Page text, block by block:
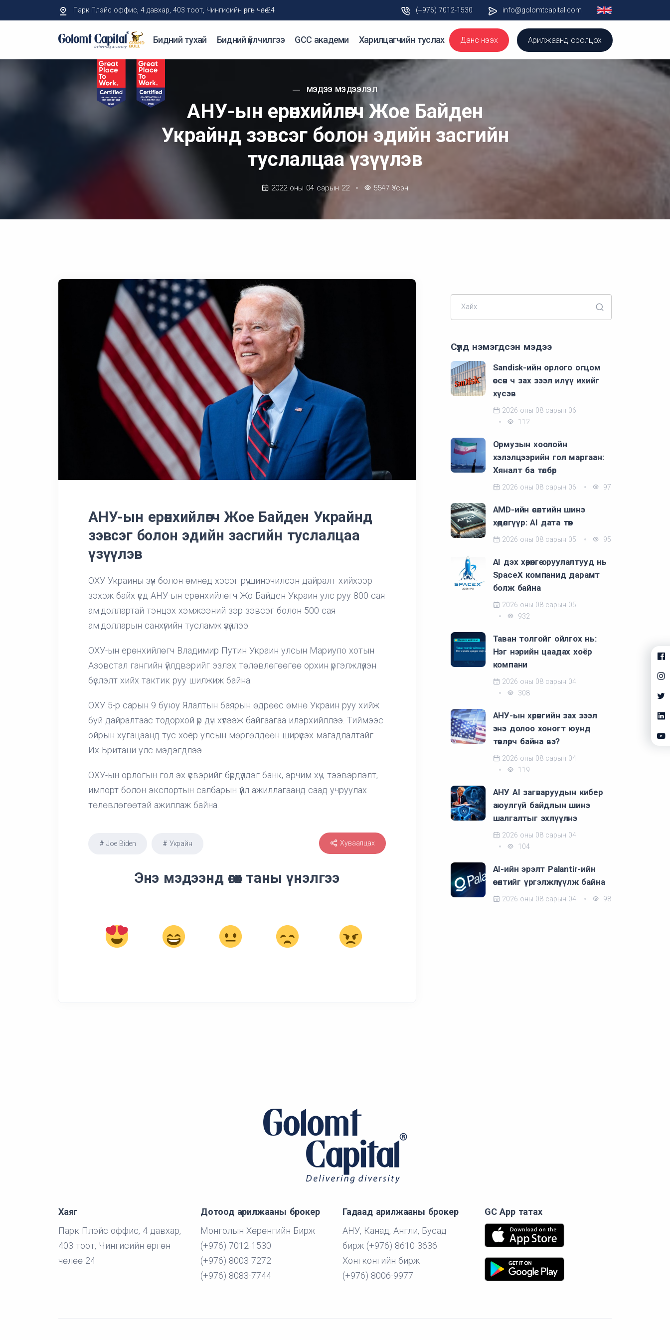
Парк Плэйс оффис, 4 давхар, 403 тоот, Чингисийн өргөн чөлөө-24 (+976) 7012-1530 info@golomtcapital.com
Бидний тухай Бидний үйлчилгээ GCC академи Харилцагчийн туслах Данс нээх Арилжаанд оролцох
МЭДЭЭ МЭДЭЭЛЭЛ
АНУ-ын ерөнхийлөгч Жое Байден
Украйнд зэвсэг болон эдийн засгийн
туслалцаа үзүүлэв
2022 оны 04 сарын 22 5547 Үзсэн
АНУ-ын ерөнхийлөгч Жое Байден Украйнд
зэвсэг болон эдийн засгийн туслалцаа
үзүүлэв
ОХУ Украины зүүн болон өмнөд хэсэг рүү шинэчилсэн дайралт хийхээр
зэхэж байх үед АНУ-ын ерөнхийлөгч Жо Байден Украин улс руу 800 сая
ам.доллартай тэнцэх хэмжээний зэр зэвсэг болон 500 сая
ам.долларын санхүүгийн тусламж үзүүллээ.
ОХУ-ын ерөнхийлөгч Владимир Путин Украин улсын Мариупо хотын
Азовстал гангийн үйлдвэрийг эзлэх төлөвлөгөөгөө орхин үргэлжлүүлэн
бүслэлт хийх тактик руу шилжиж байна.
ОХУ 5-р сарын 9 буюу Ялалтын баярын өдрөөс өмнө Украин руу хийж
буй дайралтаас тодорхой үр дүн хүлээж байгаагаа илэрхийллээ. Тиймээс
ойрын хугацаанд тус хоёр улсын мөргөлдөөн ширүүсэх магадлалтайг
Их Британи улс мэдэгдлээ.
ОХУ-ын орлогын гол эх үүсвэрийг бүрдүүлдэг банк, эрчим хүч, тээвэрлэлт,
импорт болон экспортын салбарын үйл ажиллагаанд саад учруулах
төлөвлөгөөтэй ажиллаж байна.
Joe Biden Украйн Хуваалцах
Энэ мэдээнд өгөх таны үнэлгээ
Хайх
Сүүлд нэмэгдсэн мэдээ
Sandisk-ийн орлого огцом
өссөн ч зах зээл илүү ихийг
хүсэв
2026 оны 08 сарын 06
112
Ормузын хоолойн
хэлэлцээрийн гол маргаан:
Хяналт ба төлбөр
2026 оны 08 сарын 06 97
AMD-ийн өсөлтийн шинэ
хөдөлгүүр: AI дата төв
2026 оны 08 сарын 05 95
AI дэх хөрөнгө оруулалтууд нь
SpaceX компанид дарамт
болж байна
2026 оны 08 сарын 05
932
Таван толгойг ойлгох нь:
Нэг нэрийн цаадах хоёр
компани
2026 оны 08 сарын 04
308
АНУ-ын хөрөнгийн зах зээл
энэ долоо хоногт юунд
төвлөрч байна вэ?
2026 оны 08 сарын 04
119
АНУ AI загваруудын кибер
аюулгүй байдлын шинэ
шалгалтыг эхлүүлнэ
2026 оны 08 сарын 04
104
AI-ийн эрэлт Palantir-ийн
өсөлтийг үргэлжлүүлж байна
2026 оны 08 сарын 04 98
Хаяг
Парк Плэйс оффис, 4 давхар,
403 тоот, Чингисийн өргөн
чөлөө-24
Дотоод арилжааны брокер
Монголын Хөрөнгийн Бирж
(+976) 7012-1530
(+976) 8003-7272
(+976) 8083-7744
Гадаад арилжааны брокер
АНУ, Канад, Англи, Бусад
бирж (+976) 8610-3636
Хонгконгийн бирж
(+976) 8006-9977
GC App татах